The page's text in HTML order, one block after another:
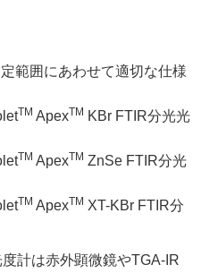
範囲にあわせて適切な仕様
TM ApexTM KBr FTIR分光光
TM ApexTM ZnSe FTIR分光
TM ApexTM XT-KBr FTIR分
計は赤外顕微鏡やTGA-IR